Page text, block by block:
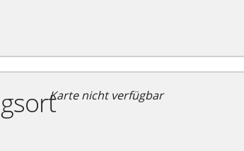
Karte nicht verfügbar